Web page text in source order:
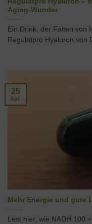
Aging-Wunder
Ein Drink, der Falten von
Regulatpro Hyaluron von
Mehr Energie und gute
Lest hier, wie NADH 100
25
Apr.